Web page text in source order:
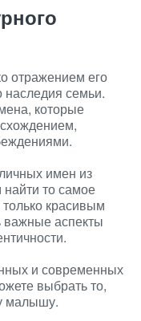
отражением его
наследия семьи.
которые
имен из
то самое
красивым
важные аспекты
и современных
выбрать то,
малышу.